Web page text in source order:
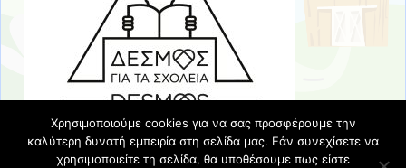
Χρησιμοποιούμε cookies για να σας προσφέρουμε την
καλύτερη δυνατή εμπειρία στη σελίδα μας. Εάν συνεχίσετε να
χρησιμοποιείτε τη σελίδα, θα υποθέσουμε πως είστε